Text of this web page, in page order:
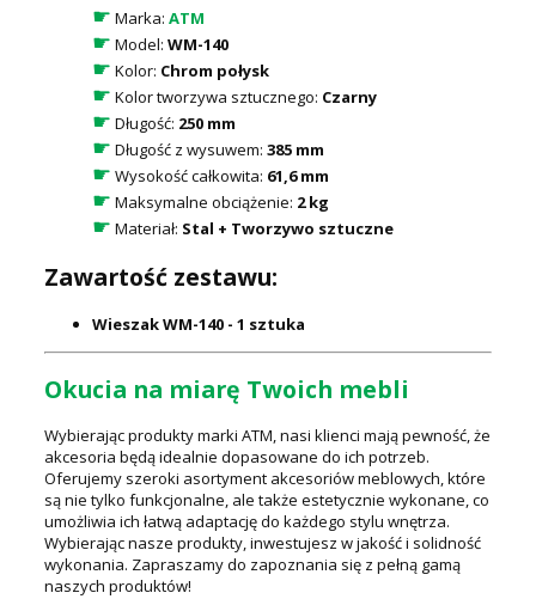
☛ Marka: ATM
☛ Model: WM-140
☛ Kolor: Chrom połysk
☛ Kolor tworzywa sztucznego: Czarny
☛ Długość: 250 mm
☛ Długość z wysuwem: 385 mm
☛ Wysokość całkowita: 61,6 mm
☛ Maksymalne obciążenie: 2 kg
☛ Materiał: Stal + Tworzywo sztuczne
Zawartość zestawu:
Wieszak WM-140 - 1 sztuka
Okucia na miarę Twoich mebli
Wybierając produkty marki ATM, nasi klienci mają pewność, że
akcesoria będą idealnie dopasowane do ich potrzeb.
Oferujemy szeroki asortyment akcesoriów meblowych, które
są nie tylko funkcjonalne, ale także estetycznie wykonane, co
umożliwia ich łatwą adaptację do każdego stylu wnętrza.
Wybierając nasze produkty, inwestujesz w jakość i solidność
wykonania. Zapraszamy do zapoznania się z pełną gamą
naszych produktów!